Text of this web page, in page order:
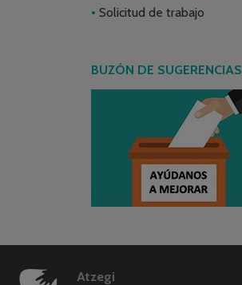
Solicitud de trabajo
BUZÓN DE SUGERENCIAS
Atzegi